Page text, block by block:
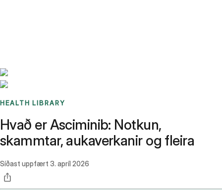
HEALTH LIBRARY
Hvað er Asciminib: Notkun,
skammtar, aukaverkanir og fleira
Síðast uppfært 3. apríl 2026